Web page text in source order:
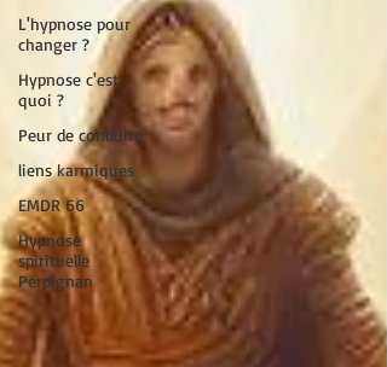
L'hypnose pour
changer ?
Hypnose c'est
quoi ?
Peur de conduire
liens karmiques
EMDR 66
Hypnose
spirituelle
Perpignan